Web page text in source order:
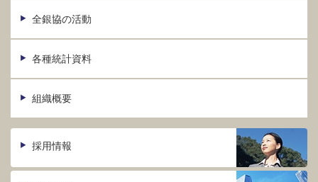
全銀協の活動
各種統計資料
組織概要
採用情報